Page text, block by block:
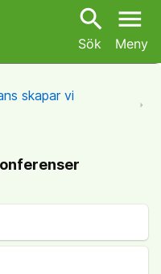
search
Sök
menu
Meny
skapar vi